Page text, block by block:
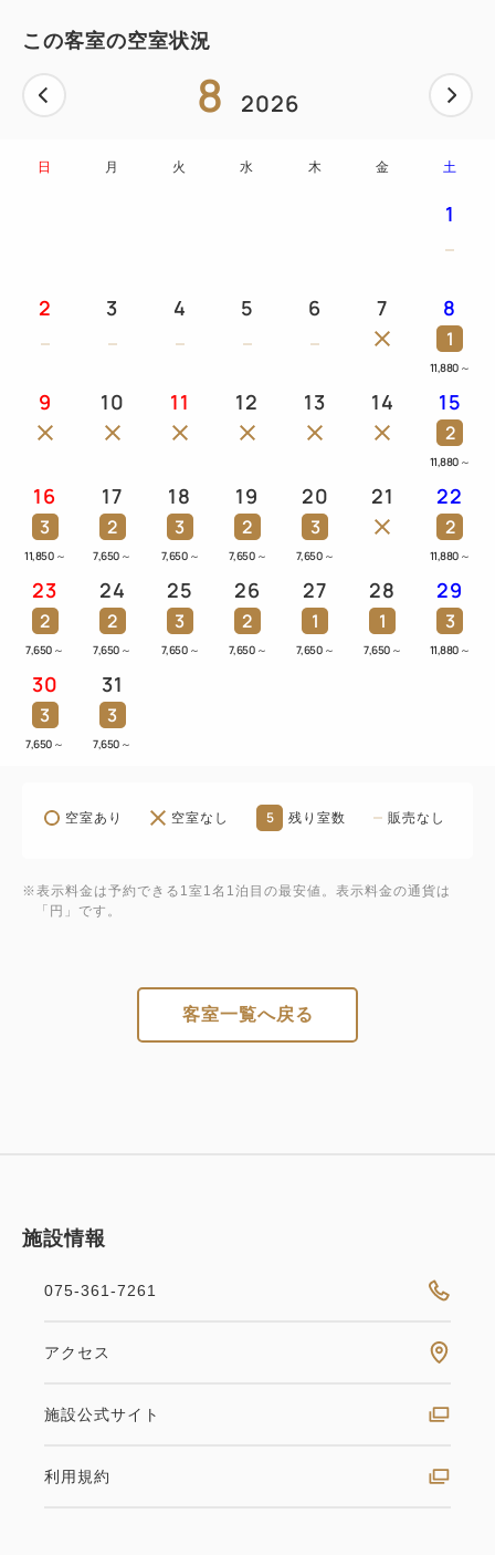
ル「京都タワー」を描いた豆皿を設置したお部屋もご
ラベッド利用）
● 加湿空気清浄機
● インターネット「Wi-fi」接続無料
● 個別空調に対応。お客さまご自身で温度を設定し
ていただけますので、快適にお過ごしいただけます。
【客室設備】
テレビ（40インチ）一般放送、BS放送（NHK
BS1、NHK BSプレミアム他）が無料でご覧いただけ
ます。
詳しくはお部屋のチャンネル案内をご覧ください。
冷蔵庫または保冷庫（空庫タイプ）/ 電気ケトル / 加
湿空気清浄機 / ドライヤー / ウォシュレット / インタ
ーネット無料※Wi-Fi完備（パソコンはご持参くださ
詳しくは公式HPをご確認ください。
小学生未満のお子様の添い寝でのご利用は無料です。
添い寝ご利用はベッド1台につき1名様までとさせて
この客室の空室状況
8 2026
日 月 火 水 木 金 土
1
2 3 4 5 6 7 8
1
11,880 ～
9 10 11 12 13 14 15
2
11,880 ～
16
3
11,850 ～
17
2
7,650 ～
18
3
7,650 ～
19
2
7,650 ～
20
3
7,650 ～
21 22
2
11,880 ～
23
2
7,650 ～
24
2
7,650 ～
25
3
7,650 ～
26
2
7,650 ～
27
1
7,650 ～
28
1
7,650 ～
29
3
11,880 ～
30
3
7,650 ～
31
3
7,650 ～
空室あり 空室なし 5 残り室数 販売なし
※表示料金は予約できる1室1名1泊目の最安値。表示料金の通貨は
「円」です。
客室一覧へ戻る
施設情報
075-361-7261
アクセス
施設公式サイト
利用規約